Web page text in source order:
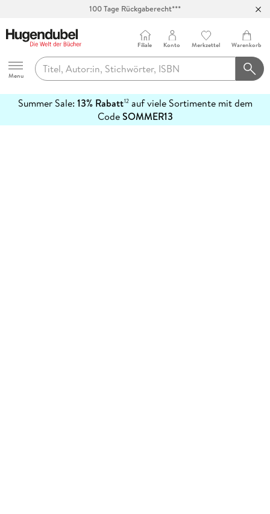
100 Tage Rückgaberecht***
Hugendubel
Menu
Filiale Konto Merkzettel Warenkorb
Summer Sale: 13% Rabatt12auf viele Sortimente mit dem
CodeSOMMER13
erfahren